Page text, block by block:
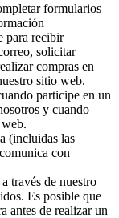
formularios
para recibir
solicitar
compras en
sitio web.
participe en un
y cuando
(incluidas las
con
través de nuestro
Es posible que
antes de realizar un